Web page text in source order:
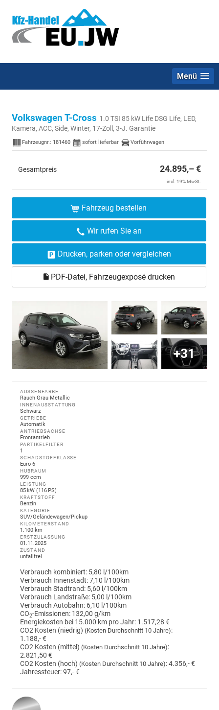
Menü
Volkswagen T-Cross 1.0 TSI 85 kW Life DSG Life, LED,
Kamera, ACC, Side, Winter, 17-Zoll, 3-J. Garantie
Fahrzeugnr.: 181460 sofort lieferbar Vorführwagen
Gesamtpreis 24.895,– €
incl. 19% MwSt.
Fahrzeug bestellen
Wir rufen Sie an
Drucken, parken oder vergleichen
PDF-Datei, Fahrzeugexposé drucken
+31
AUSSENFARBE
Rauch Grau Metallic
INNENAUSSTATTUNG
Schwarz
GETRIEBE
Automatik
ANTRIEBSACHSE
Frontantrieb
PARTIKELFILTER
1
SCHADSTOFFKLASSE
Euro 6
HUBRAUM
999 ccm
LEISTUNG
85 kW (116 PS)
KRAFTSTOFF
Benzin
KATEGORIE
SUV/Geländewagen/Pickup
KILOMETERSTAND
1.100 km
ERSTZULASSUNG
01.11.2025
ZUSTAND
unfallfrei
Verbrauch kombiniert: 5,80 l/100km
Verbrauch Innenstadt:7,10 l/100km
Verbrauch Stadtrand: 5,60 l/100km
Verbrauch Landstraße: 5,00 l/100km
Verbrauch Autobahn: 6,10 l/100km
CO2-Emissionen: 132,00 g/km
Energiekosten bei 15.000 km pro Jahr: 1.517,28 €
CO2 Kosten (niedrig) (Kosten Durchschnitt 10 Jahre):
1.188,- €
CO2 Kosten (mittel) (Kosten Durchschnitt 10 Jahre):
2.821,50 €
CO2 Kosten (hoch) (Kosten Durchschnitt 10 Jahre):4.356,- €
Jahressteuer:97,- €